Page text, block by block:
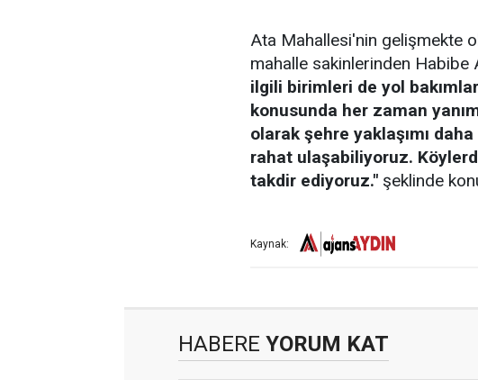
Ata Mahallesi'nin gelişmekte
mahalle sakinlerinden Habibe
ilgili birimleri de yol
konusunda her zaman
olarak şehre yaklaşımı
rahat ulaşabiliyoruz.
takdir ediyoruz." şeklinde
Kaynak:
HABERE YORUM KAT